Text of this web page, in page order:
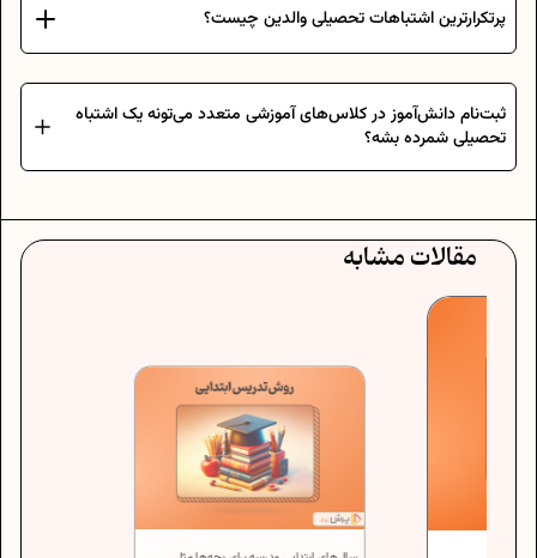
پرتکرارترین اشتباهات تحصیلی والدین چیست؟
ثبت‌نام دانش‌آموز در کلاس‌های آموزشی متعدد می‌تونه یک اشتباه
تحصیلی شمرده بشه؟
مقالات مشابه